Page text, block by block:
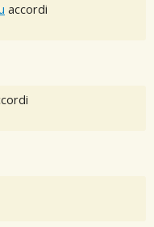
accordi